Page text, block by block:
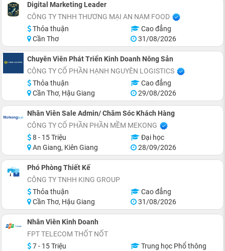
Digital Marketing Leader
CÔNG TY TNHH THƯƠNG MẠI AN NAM FOOD
Thỏa thuận
Cao đẳng
Cần Thơ
31/08/2026
Chuyên Viên Phát Triển Kinh Doanh Nông Sản
CÔNG TY CỔ PHẦN HẠNH NGUYÊN LOGISTICS
Thỏa thuận
Cao đẳng
Cần Thơ, Hậu Giang
29/08/2026
Nhân Viên Sale Admin/ Chăm Sóc Khách Hàng
CÔNG TY CỔ PHẦN PHẦN MỀM MEKONG
8 - 15 Triệu
Đại học
An Giang, Kiên Giang
28/09/2026
Phó Phòng Thiết Kế
CÔNG TY TNHH KING GROUP
Thỏa thuận
Cao đẳng
Cần Thơ, Hậu Giang
31/08/2026
Nhân Viên Kinh Doanh
FPT TELECOM THỐT NỐT
7 - 15 Triệu
Trung học Phổ thông